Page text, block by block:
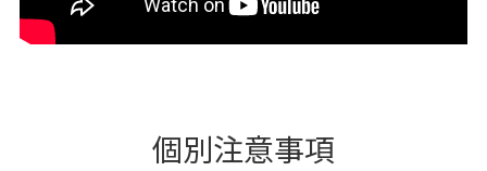
個別注意事項